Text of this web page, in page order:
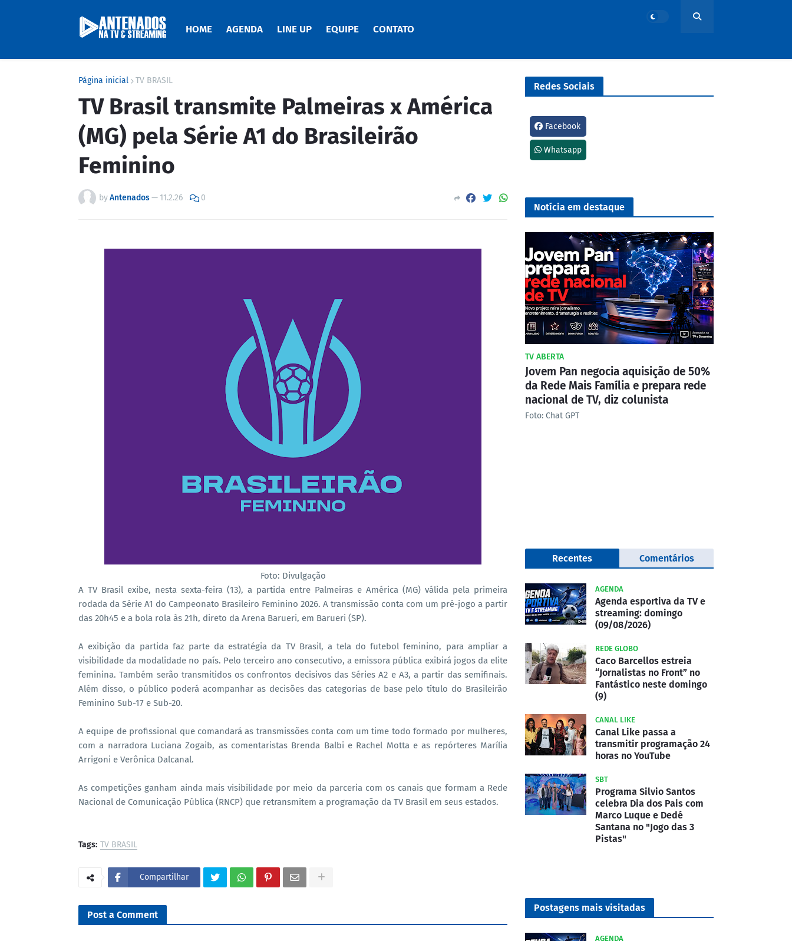
HOME AGENDA LINE UP EQUIPE CONTATO
Página inicial TV BRASIL
TV Brasil transmite Palmeiras x América
(MG) pela Série A1 do Brasileirão
Feminino
byAntenados— 11.2.26 0
Foto: Divulgação
A TV Brasil exibe, nesta sexta-feira (13), a partida entre Palmeiras e América (MG) válida pela primeira
rodada da Série A1 do Campeonato Brasileiro Feminino 2026. A transmissão conta com um pré-jogo a partir
das 20h45 e a bola rola às 21h, direto da Arena Barueri, em Barueri (SP).
A exibição da partida faz parte da estratégia da TV Brasil, a tela do futebol feminino, para ampliar a
visibilidade da modalidade no país. Pelo terceiro ano consecutivo, a emissora pública exibirá jogos da elite
feminina. Também serão transmitidos os confrontos decisivos das Séries A2 e A3, a partir das semifinais.
Além disso, o público poderá acompanhar as decisões das categorias de base pelo título do Brasileirão
Feminino Sub-17 e Sub-20.
A equipe de profissional que comandará as transmissões conta com um time todo formado por mulheres,
com a narradora Luciana Zogaib, as comentaristas Brenda Balbi e Rachel Motta e as repórteres Marília
Arrigoni e Verônica Dalcanal.
As competições ganham ainda mais visibilidade por meio da parceria com os canais que formam a Rede
Nacional de Comunicação Pública (RNCP) que retransmitem a programação da TV Brasil em seus estados.
Tags: TV BRASIL
Compartilhar
Post a Comment
Redes Sociais
Facebook
Whatsapp
Notícia em destaque
TV ABERTA
Jovem Pan negocia aquisição de 50%
da Rede Mais Família e prepara rede
nacional de TV, diz colunista
Foto: Chat GPT
Recentes Comentários
AGENDA
Agenda esportiva da TV e
streaming: domingo
(09/08/2026)
REDE GLOBO
Caco Barcellos estreia
“Jornalistas no Front” no
Fantástico neste domingo
(9)
CANAL LIKE
Canal Like passa a
transmitir programação 24
horas no YouTube
SBT
Programa Silvio Santos
celebra Dia dos Pais com
Marco Luque e Dedé
Santana no "Jogo das 3
Pistas"
Postagens mais visitadas
AGENDA